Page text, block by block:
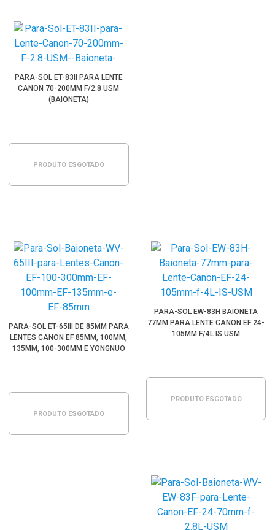
PARA-SOL ET-83II PARA LENTE
CANON 70-200MM F/2.8 USM
(BAIONETA)
PRODUTO ESGOTADO
PARA-SOL ET-65III DE 85MM PARA
LENTES CANON EF 85MM, 100MM,
135MM, 100-300MM E YONGNUO
PRODUTO ESGOTADO
PARA-SOL EW-83H BAIONETA
77MM PARA LENTE CANON EF 24-
105MM F/4L IS USM
PRODUTO ESGOTADO